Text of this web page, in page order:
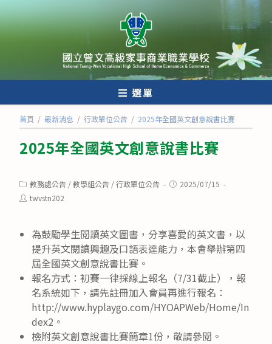
跳
轉
至
內
選單
首頁 / 最新消息 / 行政單位公告 / 2025年全國英文創意說書比賽
2025年全國英文創意說書比賽
Post
category:
教務處公告 /教學組公告 /行政單位公告
Post2025/07/15
Posttwvstn202
為鼓勵學生閱讀英文圖書，分享喜愛的英文書，以
提升英文閱讀興趣及口語表達能力，本會舉辦第四
屆全國英文創意說書比賽。
報名方式：初賽一律採線上報名（7/31截止），報
名系統如下，請先註冊加入會員再進行報名：
http://www.hyplaygo.com/HYOAPWeb/Home/In
dex2。
檢附英文創意說書比賽簡章1份，敬請參閱。